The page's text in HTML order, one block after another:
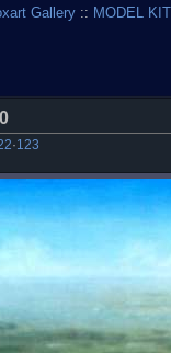
Gallery :: MODEL
·123